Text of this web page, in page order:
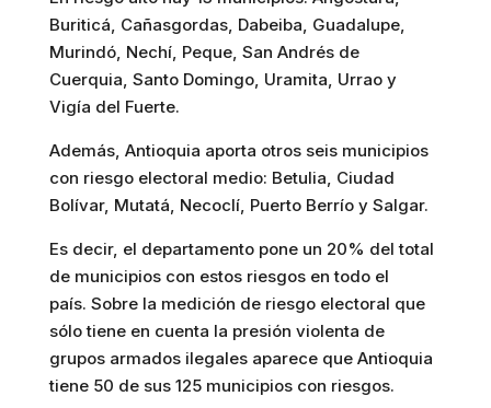
Buriticá, Cañasgordas, Dabeiba, Guadalupe,
Murindó, Nechí, Peque, San Andrés de
Cuerquia, Santo Domingo, Uramita, Urrao y
Vigía del Fuerte.
Además, Antioquia aporta otros seis municipios
con riesgo electoral medio: Betulia, Ciudad
Bolívar, Mutatá, Necoclí, Puerto Berrío y Salgar.
Es decir, el departamento pone un 20% del total
de municipios con estos riesgos en todo el
país. Sobre la medición de riesgo electoral que
sólo tiene en cuenta la presión violenta de
grupos armados ilegales aparece que Antioquia
tiene 50 de sus 125 municipios con riesgos.